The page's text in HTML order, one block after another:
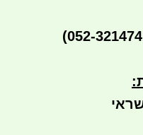
(052-
: